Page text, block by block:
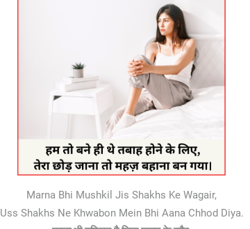
Marna Bhi Mushkil Jis Shakhs Ke Wagair,
Uss Shakhs Ne Khwabon Mein Bhi Aana Chhod Diya.